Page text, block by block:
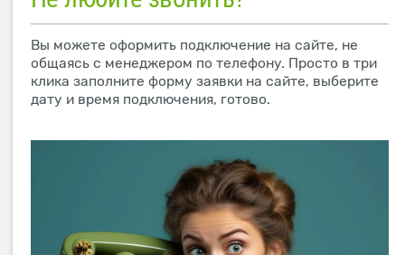
Вы можете оформить подключение на сайте, не
общаясь с менеджером по телефону. Просто в три
клика заполните форму заявки на сайте, выберите
дату и время подключения, готово.